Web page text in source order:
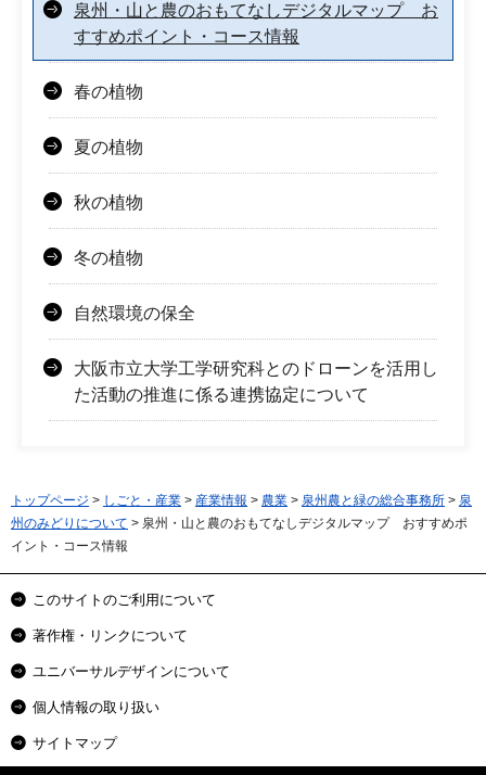
泉州・山と農のおもてなしデジタルマップ お
すすめポイント・コース情報
春の植物
夏の植物
秋の植物
冬の植物
自然環境の保全
大阪市立大学工学研究科とのドローンを活用し
た活動の推進に係る連携協定について
トップページ > しごと・産業 > 産業情報 > 農業 > 泉州農と緑の総合事務所 > 泉
州のみどりについて > 泉州・山と農のおもてなしデジタルマップ おすすめポ
イント・コース情報
このサイトのご利用について
著作権・リンクについて
ユニバーサルデザインについて
個人情報の取り扱い
サイトマップ